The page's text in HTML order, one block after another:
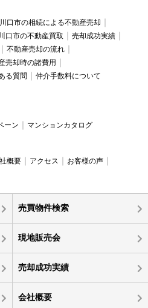
川口市の相続による不動産売却
川口市の不動産買取
売却成功実績
不動産売却の流れ
売却時の諸費用
る質問 仲介手数料について
ーン
マンションカタログ
概要 アクセス
お客様の声
売買物件検索
現地販売会
売却成功実績
会社概要